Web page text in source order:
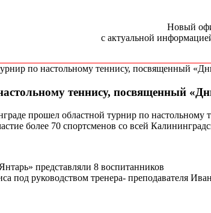
Новый
с актуальной
по настольному теннису, посвященный
теннису, посвященный
прошел областной турнир по
более 70 спортсменов со всей
представляли 8 воспитанников
под руководством тренера- преподавателя